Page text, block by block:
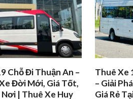
Chỗ Đi Thuận An –
Đời Mới, Giá Tốt,
| Thuê Xe Huy
Thuê Xe
– Giải
Giá Rẻ